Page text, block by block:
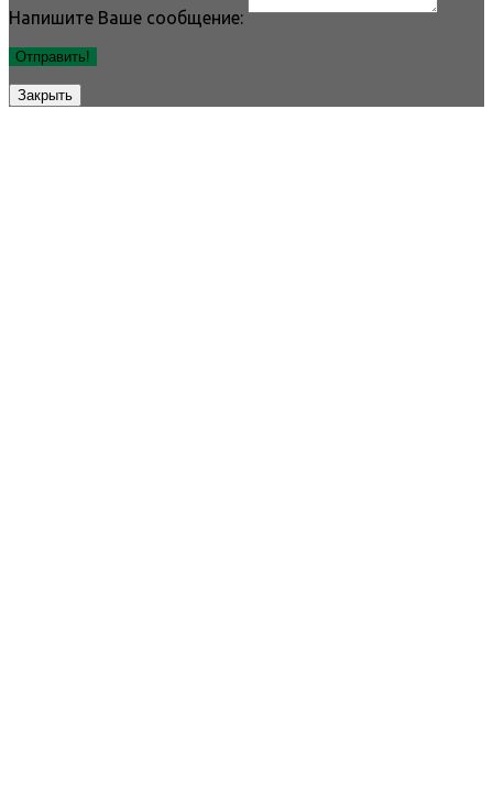
Напишите Ваше сообщение:
Отправить!
Закрыть